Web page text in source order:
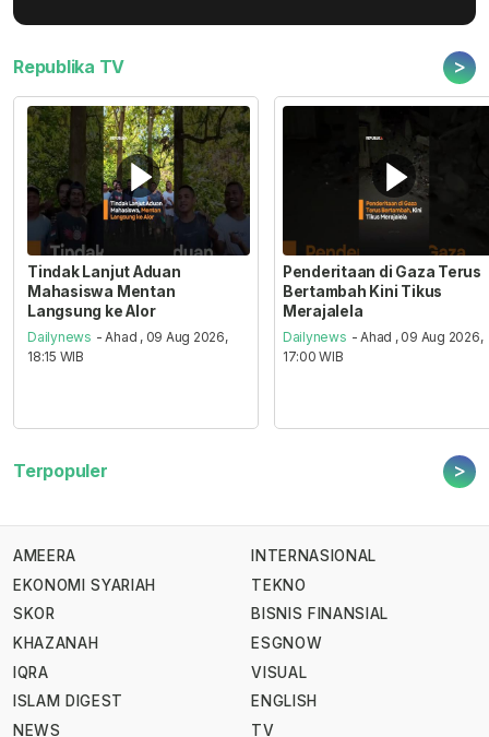
Republika TV >
Tindak Lanjut Aduan
Mahasiswa Mentan
Langsung ke Alor
Dailynews - Ahad , 09 Aug 2026,
18:15 WIB
Penderitaan di Gaza Terus
Bertambah Kini Tikus
Merajalela
Dailynews - Ahad , 09 Aug 2026,
17:00 WIB
Terpopuler >
AMEERA
EKONOMI SYARIAH
SKOR
KHAZANAH
IQRA
ISLAM DIGEST
NEWS
INTERNASIONAL
TEKNO
BISNIS FINANSIAL
ESGNOW
VISUAL
ENGLISH
TV